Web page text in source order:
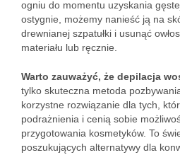
ogniu do momentu uzyskania
ostygnie, możemy nanieść ją na
drewnianej szpatułki i usunąć
materiału lub ręcznie.
Warto zauważyć, że depilacja
tylko skuteczna metoda
korzystne rozwiązanie dla tych,
podrażnienia i cenią sobie
przygotowania kosmetyków. To
poszukujących alternatywy dla